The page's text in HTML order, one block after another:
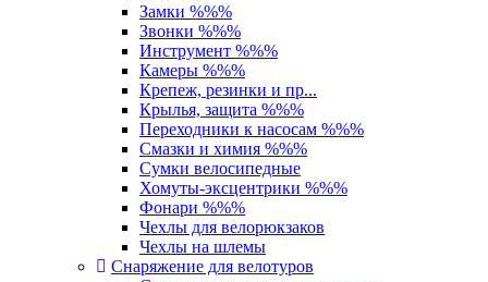
Замки %%%
Звонки %%%
Инструмент %%%
Камеры %%%
Крепеж, резинки и пр...
Крылья, защита %%%
Переходники к насосам %%%
Смазки и химия %%%
Сумки велосипедные
Хомуты-эксцентрики %%%
Фонари %%%
Чехлы для велорюкзаков
Чехлы на шлемы
Снаряжение для велотуров